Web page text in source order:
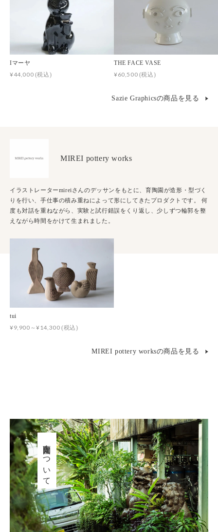
Iマーヤ
¥44,000 (税込)
THE FACE VASE
¥60,500 (税込)
Sazie Graphicsの商品を見る
MIREI pottery works
イラストレーターmireiさんのデッサンをもとに、育陶園が造形・型づく
りを行い、手仕事の積み重ねによって形にしてきたプロダクトです。 何
度も対話を重ねながら、実験と試行錯誤をくり返し、少しずつ輪郭を整
えながら時間をかけて生まれました。
tui
¥9,900～¥14,300 (税込)
MIREI pottery worksの商品を見る
育陶園について